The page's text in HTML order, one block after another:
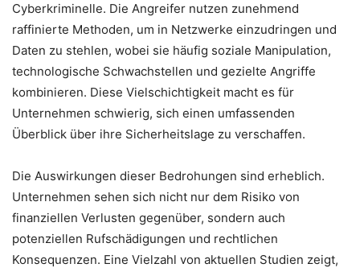
Cyberkriminelle. Die Angreifer nutzen zunehmend
raffinierte Methoden, um in Netzwerke einzudringen und
Daten zu stehlen, wobei sie häufig soziale Manipulation,
technologische Schwachstellen und gezielte Angriffe
kombinieren. Diese Vielschichtigkeit macht es für
Unternehmen schwierig, sich einen umfassenden
Überblick über ihre Sicherheitslage zu verschaffen.
Die Auswirkungen dieser Bedrohungen sind erheblich.
Unternehmen sehen sich nicht nur dem Risiko von
finanziellen Verlusten gegenüber, sondern auch
potenziellen Rufschädigungen und rechtlichen
Konsequenzen. Eine Vielzahl von aktuellen Studien zeigt,